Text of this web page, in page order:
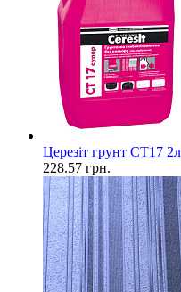
Церезіт грунт СТ17
228.57 грн.